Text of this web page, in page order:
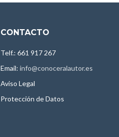
CONTACTO
Telf.: 661 917 267
Email: info@conoceralautor.es
Aviso Legal
Protección de Datos